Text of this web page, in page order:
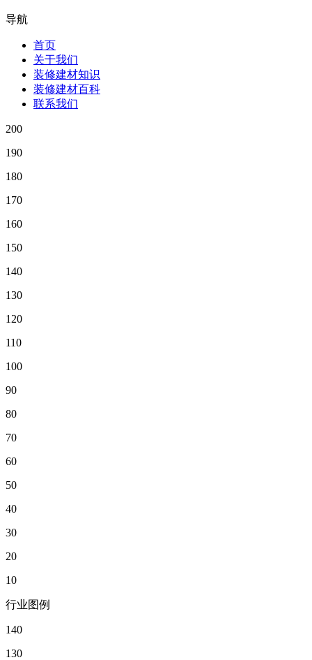
导航
首页
关于我们
装修建材知识
装修建材百科
联系我们
200
190
180
170
160
150
140
130
120
110
100
90
80
70
60
50
40
30
20
10
行业图例
140
130